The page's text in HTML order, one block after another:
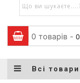
0 товарів - 0
Всі товари